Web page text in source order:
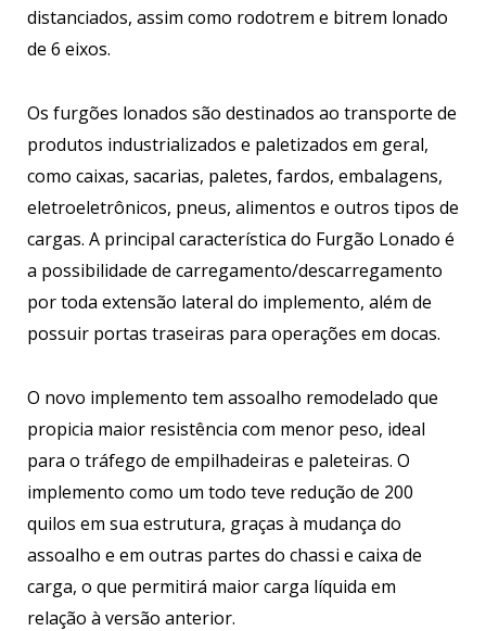
distanciados, assim como rodotrem e bitrem lonado
de 6 eixos.
Os furgões lonados são destinados ao transporte de
produtos industrializados e paletizados em geral,
como caixas, sacarias, paletes, fardos, embalagens,
eletroeletrônicos, pneus, alimentos e outros tipos de
cargas. A principal característica do Furgão Lonado é
a possibilidade de carregamento/descarregamento
por toda extensão lateral do implemento, além de
possuir portas traseiras para operações em docas.
O novo implemento tem assoalho remodelado que
propicia maior resistência com menor peso, ideal
para o tráfego de empilhadeiras e paleteiras. O
implemento como um todo teve redução de 200
quilos em sua estrutura, graças à mudança do
assoalho e em outras partes do chassi e caixa de
carga, o que permitirá maior carga líquida em
relação à versão anterior.